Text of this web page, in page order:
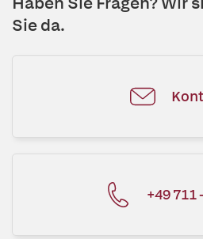
Sie da.
+49 711